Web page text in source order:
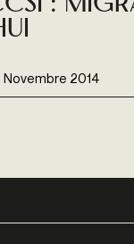
Novembre 2014